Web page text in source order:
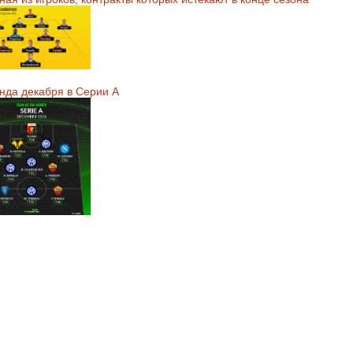
декабря в Серии А